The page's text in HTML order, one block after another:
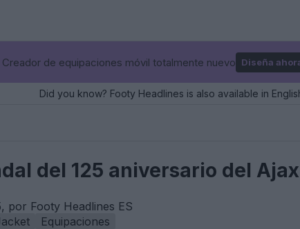
Creador de equipaciones móvil totalmente nuevo Diseña
Did you know? Footy Headlines is also available in
del 125 aniversario del
por Footy Headlines ES
Equipaciones